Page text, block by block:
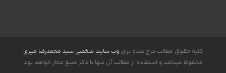
کلیه حقوق مطالب درج شده برایوب سایت شخصی سید محمدرضا میری
محفوظ میباشد و استفاده از مطالب آن تنها با ذکر منبع مجاز خواهد بود